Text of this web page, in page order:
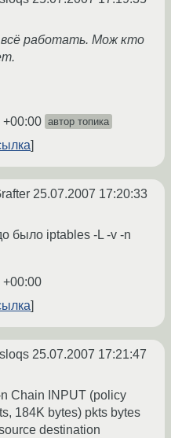
работать. Мож кто
+00:00 автор топика
25.07.2007 17:20:33
было iptables -L -v -n
+00:00
25.07.2007 17:21:47
Chain INPUT (policy
184K bytes) pkts bytes
destination